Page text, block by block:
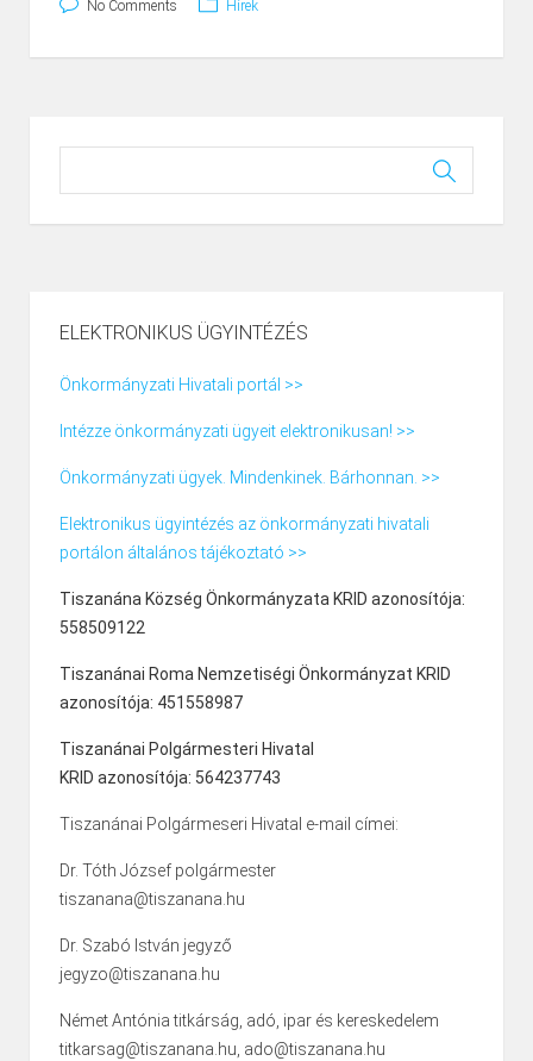
No Comments Hírek
ELEKTRONIKUS ÜGYINTÉZÉS
Önkormányzati Hivatali portál >>
Intézze önkormányzati ügyeit elektronikusan! >>
Önkormányzati ügyek. Mindenkinek. Bárhonnan. >>
Elektronikus ügyintézés az önkormányzati hivatali
portálon általános tájékoztató >>
Tiszanána Község Önkormányzata KRID azonosítója:
558509122
Tiszanánai Roma Nemzetiségi Önkormányzat KRID
azonosítója: 451558987
Tiszanánai Polgármesteri Hivatal
KRID azonosítója: 564237743
Tiszanánai Polgármeseri Hivatal e-mail címei:
Dr. Tóth József polgármester
tiszanana@tiszanana.hu
Dr. Szabó István jegyző
jegyzo@tiszanana.hu
Német Antónia titkárság, adó, ipar és kereskedelem
titkarsag@tiszanana.hu, ado@tiszanana.hu